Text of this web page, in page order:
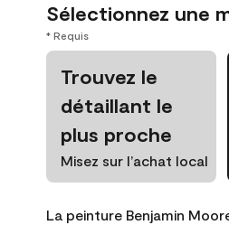
Sélectionnez une
* Requis
Trouvez le
détaillant le
plus proche
Misez sur l’achat local
La peinture Benjamin